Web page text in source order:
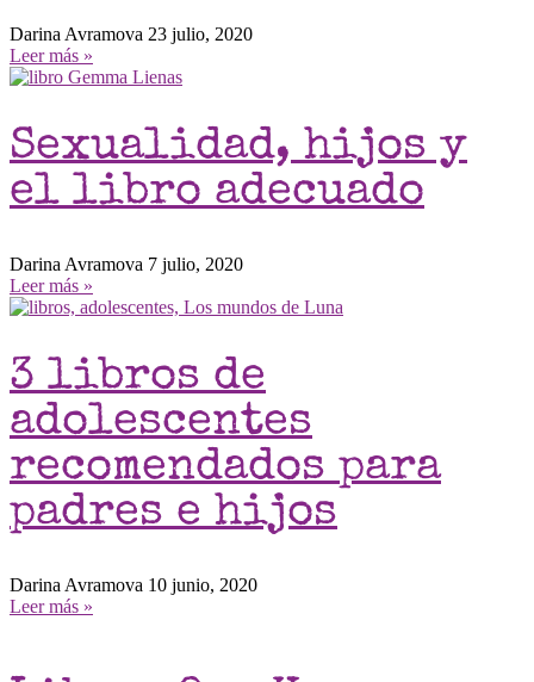
Darina Avramova 23 julio, 2020
Leer más »
Sexualidad, hijos y
el libro adecuado
Darina Avramova 7 julio, 2020
Leer más »
3 libros de
adolescentes
recomendados para
padres e hijos
Darina Avramova 10 junio, 2020
Leer más »